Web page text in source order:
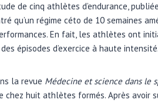
de cinq athlètes d’endurance,
qu’un régime céto de 10 semaines
En fait, les athlètes ont
épisodes d’exercice à haute intensité.
la revue Médecine et science dans le
chez huit athlètes formés. Après